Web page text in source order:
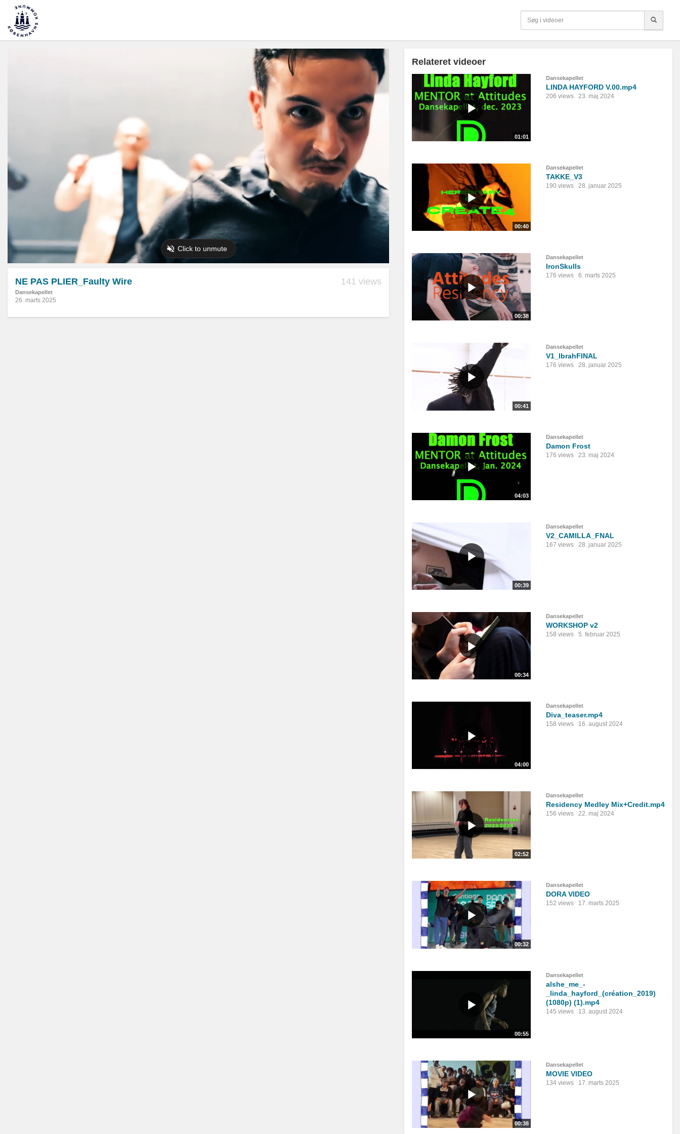
NE PAS PLIER_Faulty Wire
Dansekapellet
141 views
26. marts 2025
Relateret videoer
01:01
Dansekapellet
LINDA HAYFORD V.00.mp4
206 views 23. maj 2024
00:40
Dansekapellet
TAKKE_V3
190 views 28. januar 2025
00:38
Dansekapellet
IronSkulls
176 views 6. marts 2025
00:41
Dansekapellet
V1_IbrahFINAL
176 views 28. januar 2025
04:03
Dansekapellet
Damon Frost
176 views 23. maj 2024
00:39
Dansekapellet
V2_CAMILLA_FNAL
167 views 28. januar 2025
00:34
Dansekapellet
WORKSHOP v2
158 views 5. februar 2025
04:00
Dansekapellet
Diva_teaser.mp4
158 views 16. august 2024
02:52
Dansekapellet
Residency Medley Mix+Credit.mp4
156 views 22. maj 2024
00:32
Dansekapellet
DORA VIDEO
152 views 17. marts 2025
00:55
Dansekapellet
alshe_me_-
_linda_hayford_(création_2019)
(1080p) (1).mp4
145 views 13. august 2024
00:38
Dansekapellet
MOVIE VIDEO
134 views 17. marts 2025